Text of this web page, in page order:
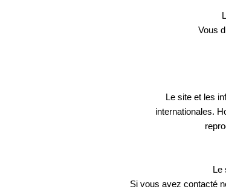
Vous
Le site et les
internationales.
Le
Si vous avez contacté
Photos
Accès corporate
Recrutement